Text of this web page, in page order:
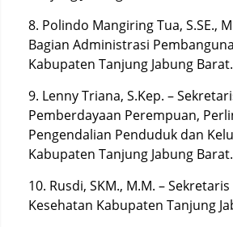
8. Polindo Mangiring Tua, S.SE.,
Bagian Administrasi
Kabupaten Tanjung Jabung Barat.
9. Lenny Triana, S.Kep. –
Pemberdayaan Perempuan,
Pengendalian Penduduk dan
Kabupaten Tanjung Jabung Barat.
10. Rusdi, SKM., M.M. –
Kesehatan Kabupaten Tanjung